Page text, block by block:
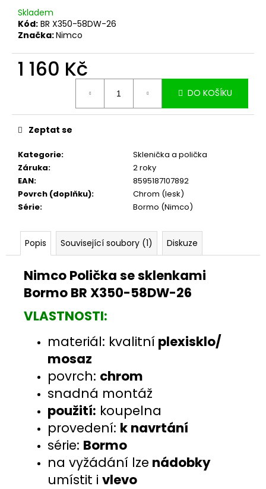
Skladem
Kód: BR X350-58DW-26
Značka:Nimco
1 160 Kč
DO KOŠÍKU
Kategorie:
Sklenička a polička
Záruka:
2 roky
EAN:
8595187107892
Povrch (doplňku):
Chrom (lesk)
Série: Bormo (Nimco)
Zeptat se
Popis Související soubory (1) Diskuze
Nimco Polička se sklenkami
Bormo BR X350-58DW-26
VLASTNOSTI:
materiál: kvalitní plexisklo/
mosaz
povrch: chrom
snadná montáž
použití: koupelna
provedení: k navrtání
série: Bormo
na vyžádání lze nádobky
umístit i vlevo
e
m
e